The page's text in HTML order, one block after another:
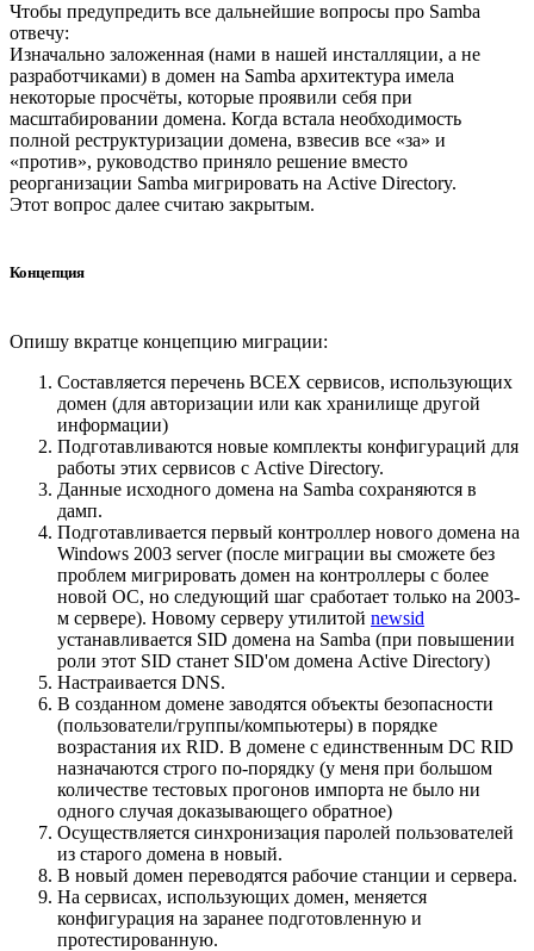
Чтобы предупредить все дальнейшие вопросы про Samba
отвечу:
Изначально заложенная (нами в нашей инсталляции, а не
разработчиками) в домен на Samba архитектура имела
некоторые просчёты, которые проявили себя при
масштабировании домена. Когда встала необходимость
полной реструктуризации домена, взвесив все «за» и
«против», руководство приняло решение вместо
реорганизации Samba мигрировать на Active Directory.
Этот вопрос далее считаю закрытым.
Концепция
Опишу вкратце концепцию миграции:
Составляется перечень ВСЕХ сервисов, использующих
домен (для авторизации или как хранилище другой
информации)
Подготавливаются новые комплекты конфигураций для
работы этих сервисов с Active Directory.
Данные исходного домена на Samba сохраняются в
дамп.
Подготавливается первый контроллер нового домена на
Windows 2003 server (после миграции вы сможете без
проблем мигрировать домен на контроллеры с более
новой ОС, но следующий шаг сработает только на 2003-
м сервере). Новому серверу утилитой newsid
устанавливается SID домена на Samba (при повышении
роли этот SID станет SID'ом домена Active Directory)
Настраивается DNS.
В созданном домене заводятся объекты безопасности
(пользователи/группы/компьютеры) в порядке
возрастания их RID. В домене с единственным DC RID
назначаются строго по-порядку (у меня при большом
количестве тестовых прогонов импорта не было ни
одного случая доказывающего обратное)
Осуществляется синхронизация паролей пользователей
из старого домена в новый.
В новый домен переводятся рабочие станции и сервера.
На сервисах, использующих домен, меняется
конфигурация на заранее подготовленную и
протестированную.